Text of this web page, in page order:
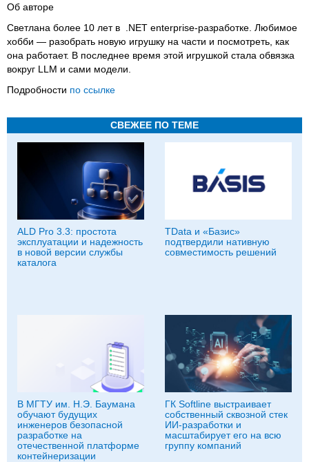
Об авторе
Светлана более 10 лет в .NET enterprise-разработке. Любимое
хобби — разобрать новую игрушку на части и посмотреть, как
она работает. В последнее время этой игрушкой стала обвязка
вокруг LLM и сами модели.
Подробности по ссылке
СВЕЖЕЕ ПО ТЕМЕ
ALD Pro 3.3: простота
эксплуатации и надежность
в новой версии службы
каталога
TData и «Базис»
подтвердили нативную
совместимость решений
В МГТУ им. Н.Э. Баумана
обучают будущих
инженеров безопасной
разработке на
отечественной платформе
контейнеризации
ГК Softline выстраивает
собственный сквозной стек
ИИ-разработки и
масштабирует его на всю
группу компаний